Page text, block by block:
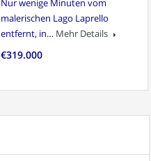
Nur wenige Minuten vom
malerischen Lago Laprello
entfernt, in… Mehr Details
€319.000